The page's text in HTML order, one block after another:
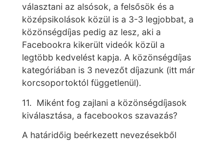
választani az alsósok, a felsősök és a
középsikolások közül is a 3-3 legjobbat, a
közönségdíjas pedig az lesz, aki a
Facebookra kikerült videók közül a
legtöbb kedvelést kapja. A közönségdíjas
kategóriában is 3 nevezőt díjazunk (itt már
korcsoportoktól függetlenül).
11. Miként fog zajlani a közönségdíjasok
kiválasztása, a facebookos szavazás?
A határidőig beérkezett nevezésekből